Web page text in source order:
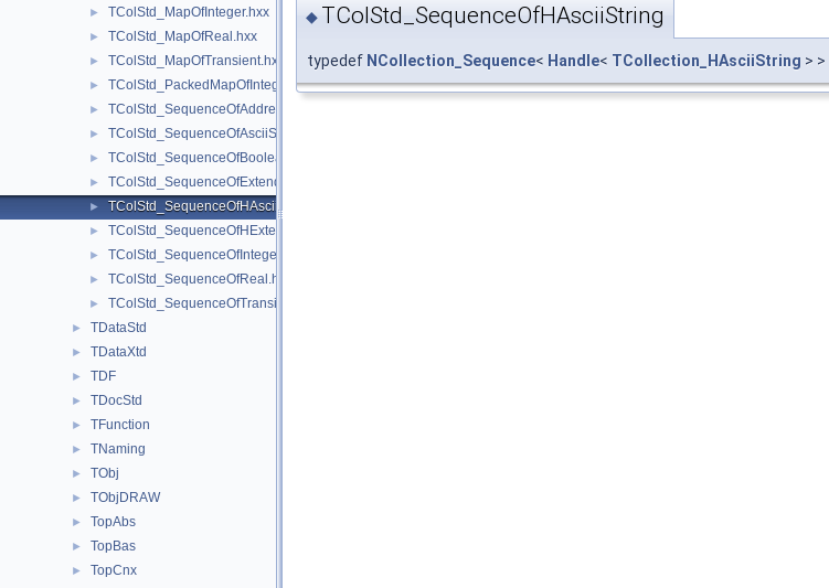
► TColStd_MapOfInteger.hxx
► TColStd_MapOfReal.hxx
► TColStd_MapOfTransient.hxx
► TColStd_PackedMapOfInteger.hxx
► TColStd_SequenceOfAddress.hxx
► TColStd_SequenceOfAsciiString.hxx
► TColStd_SequenceOfBoolean.hxx
► TColStd_SequenceOfExtendedString.hxx
► TColStd_SequenceOfHAsciiString.hxx
► TColStd_SequenceOfHExtendedString.hxx
► TColStd_SequenceOfInteger.hxx
► TColStd_SequenceOfReal.hxx
► TColStd_SequenceOfTransient.hxx
► TDataStd
► TDataXtd
► TDF
► TDocStd
► TFunction
► TNaming
► TObj
► TObjDRAW
► TopAbs
► TopBas
►
TopCnx
◆ TColStd_SequenceOfHAsciiString
typedef NCollection_Sequence< Handle< TCollection_HAsciiString > >